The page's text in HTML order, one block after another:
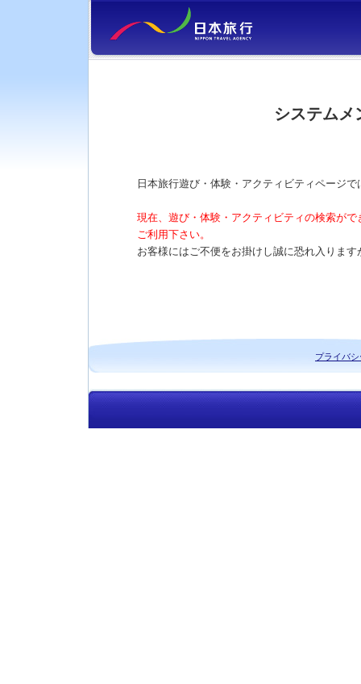
システムメ
日本旅行遊び・体験・アクティビティページ
現在、遊び・体験・アクティビティの検索が
ご利用下さい。
お客様にはご不便をお掛けし誠に恐れ入りま
プライバ